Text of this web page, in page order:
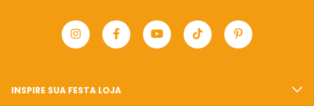
INSPIRE SUA FESTA LOJA